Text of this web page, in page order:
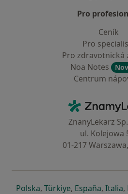
Pro
Ceník
Pro
Pro zdravotnická
Noa Notes
Centrum
ZnanyLekarz
ul. Kolejowa
01-217
Polskase otevře v nové záložce
, Türkiyese otevře v
, Españase
, Italia,